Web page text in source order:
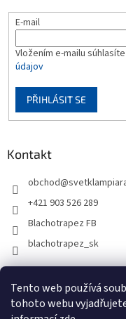
Tento web používá
tohoto webu
E-mail
Vložením e-mailu
údajov
PŘIHLÁSIT SE
Kontakt
obchod@
+421 903 526 289
Blachotrapez FB
blachotrapez_sk